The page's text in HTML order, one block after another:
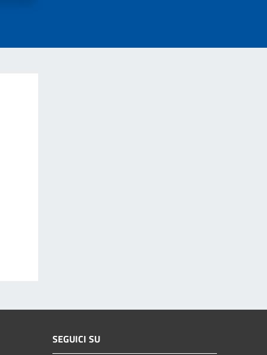
SEGUICI SU